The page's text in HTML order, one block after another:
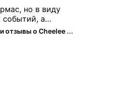
но в виду
событий, а
теперь
Чат, форум и отзывы о Cheelee (CHEELEE) - The Hedger